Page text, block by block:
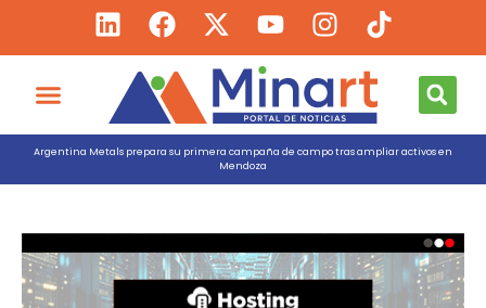
Argentina Metals prepara su primera campaña de campo tras ampliar activos en
Mendoza